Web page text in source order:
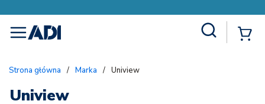
menu
Strona główna / Marka / Uniview
Uniview